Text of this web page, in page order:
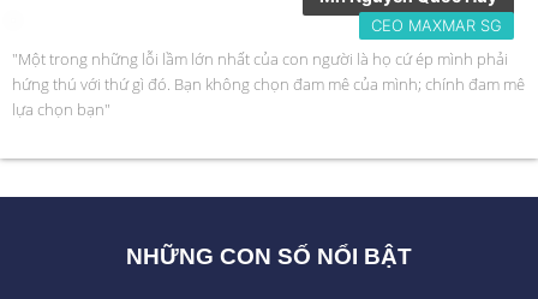
CEO MAXMAR SG
"Một trong những lỗi lầm lớn nhất của con người là họ cứ ép mình phải
hứng thú với thứ gì đó. Bạn không chọn đam mê của mình; chính đam mê
lựa chọn bạn"
NHỮNG CON SỐ NỔI BẬT